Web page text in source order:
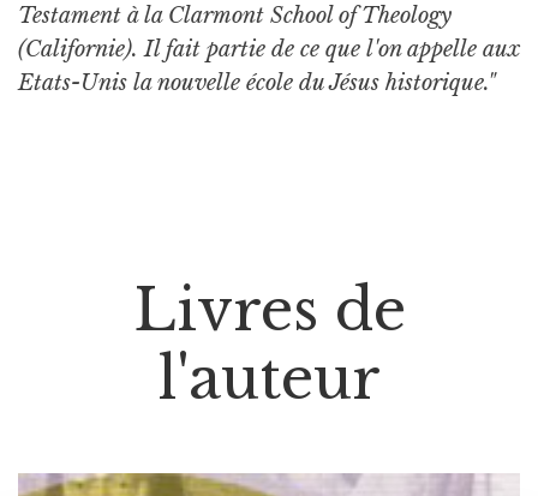
Testament à la Clarmont School of Theology
(Californie). Il fait partie de ce que l'on appelle aux
Etats-Unis la nouvelle école du Jésus historique."
Livres de
l'auteur